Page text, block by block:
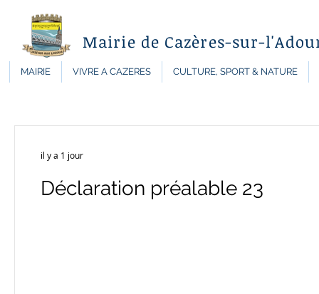
Mairie de Cazères-sur-
MAIRIE VIVRE A CAZERES CULTURE, SPORT & NATURE
Déclaration préalable 23
il y a 1 jour